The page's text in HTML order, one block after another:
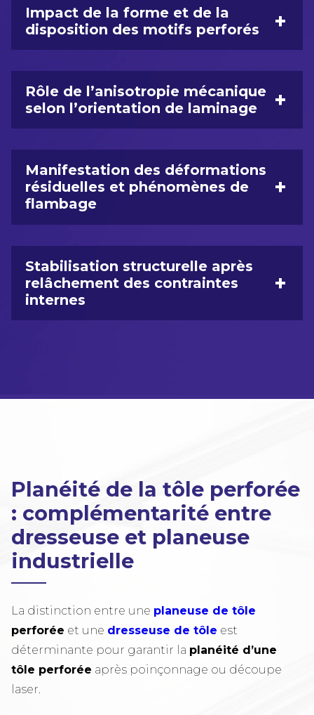
Impact de la forme et de la
disposition des motifs perforés
+
Rôle de l’anisotropie mécanique
selon l’orientation de laminage
+
Manifestation des déformations
résiduelles et phénomènes de
flambage
+
Stabilisation structurelle après
relâchement des contraintes
internes
+
Planéité de la tôle perforée
: complémentarité entre
dresseuse et planeuse
industrielle
La distinction entre une planeuse de tôle
perforée et une dresseuse de tôle est
déterminante pour garantir la planéité d’une
tôle perforée après poinçonnage ou découpe
laser.